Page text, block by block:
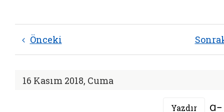
Önceki
16 Kasım 2018, Cuma
Yazdır